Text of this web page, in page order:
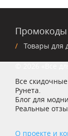
Промокоды
Товары для
Все
Рунета.
Блог для
Реальные
О проекте и